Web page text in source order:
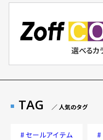
TAG ／ 人気のタグ
#セールアイテム #